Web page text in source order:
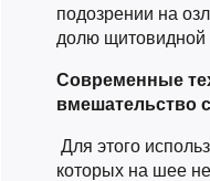
подозрении на
долю щитовидной
Современные
вмешательство
Для этого
которых на шее